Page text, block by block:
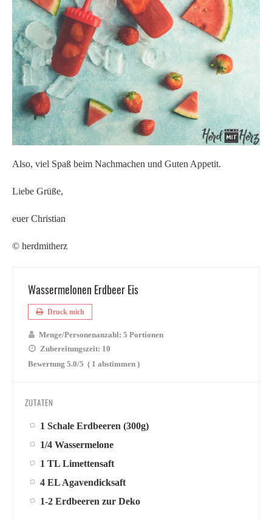
Also, viel Spaß beim Nachmachen und Guten Appetit.
Liebe Grüße,
euer Christian
© herdmitherz
Wassermelonen Erdbeer Eis
Druck mich
Menge/Personenanzahl: 5 Portionen
Zubereitungszeit: 10
Bewertung 5.0/5 ( 1 abstimmen )
ZUTATEN
1 Schale Erdbeeren (300g)
1/4 Wassermelone
1 TL Limettensaft
4 EL Agavendicksaft
1-2 Erdbeeren zur Deko